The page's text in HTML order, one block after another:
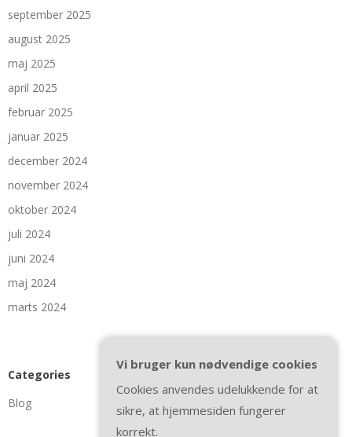
september 2025
august 2025
maj 2025
april 2025
februar 2025
januar 2025
december 2024
november 2024
oktober 2024
juli 2024
juni 2024
maj 2024
marts 2024
Categories
Blog
Vi bruger kun nødvendige cookies
Cookies anvendes udelukkende for at
sikre, at hjemmesiden fungerer
korrekt.